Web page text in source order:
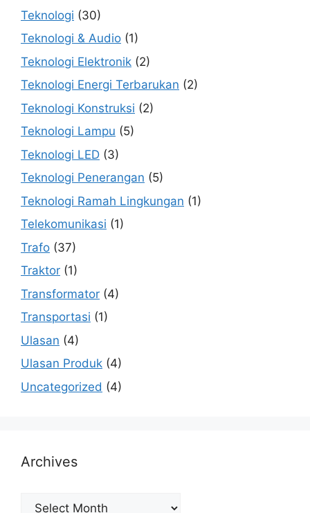
Teknologi (30)
Teknologi & Audio (1)
Teknologi Elektronik (2)
Teknologi Energi Terbarukan (2)
Teknologi Konstruksi (2)
Teknologi Lampu (5)
Teknologi LED (3)
Teknologi Penerangan (5)
Teknologi Ramah Lingkungan (1)
Telekomunikasi (1)
Trafo (37)
Traktor (1)
Transformator (4)
Transportasi (1)
Ulasan (4)
Ulasan Produk (4)
Uncategorized (4)
Archives
Archives